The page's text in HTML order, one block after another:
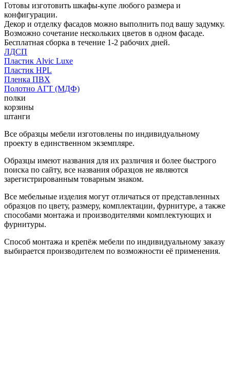
Готовы изготовить шкафы-купе любого размера и
конфигурации.
Декор и отделку фасадов можно выполнить под вашу задумку.
Возможно сочетание нескольких цветов в одном фасаде.
Бесплатная сборка в течение 1-2 рабочих дней.
ЛДСП
Пластик Alvic Luxe
Пластик HPL
Пленка ПВХ
Полотно АГТ (МДФ)
полки
корзины
штанги
Все образцы мебели изготовлены по индивидуальному
проекту в единственном экземпляре.
Образцы имеют названия для их различия и более быстрого
поиска по сайту, все названия образцов не являются
зарегистрированным товарным знаком.
Все мебельные изделия могут отличаться от представленных
образцов по цвету, размеру, комплектации, фурнитуре, а также
способами монтажа и производителями комплектующих и
фурнитуры.
Способ монтажа и крепёж мебели по индивидуальному заказу
выбирается производителем по возможности её применения.